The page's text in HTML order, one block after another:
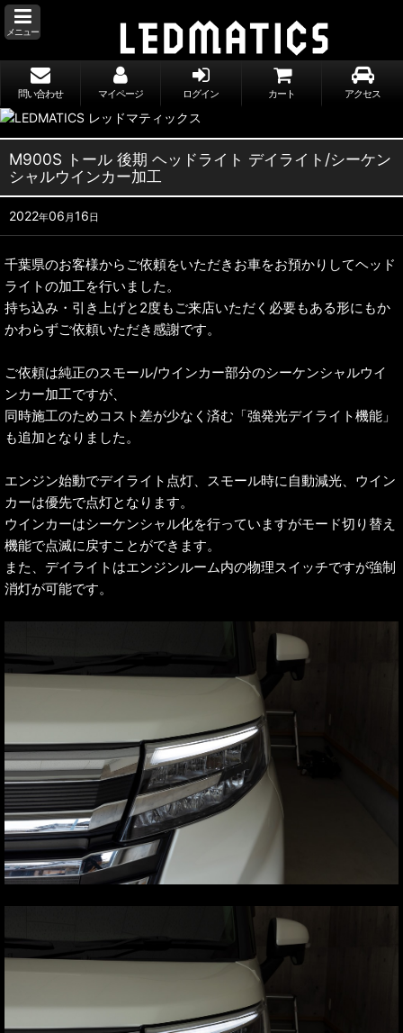
メニュー
問い合わせ マイページ ログイン カート アクセス
M900S トール 後期 ヘッドライト デイライト/シーケン
シャルウインカー加工
2022年06 月16日
千葉県のお客様からご依頼をいただきお車をお預かりしてヘッド
ライトの加工を行いました。
持ち込み・引き上げと2度もご来店いただく必要もある形にもか
かわらずご依頼いただき感謝です。
ご依頼は純正のスモール/ウインカー部分のシーケンシャルウイ
ンカー加工ですが、
同時施工のためコスト差が少なく済む「強発光デイライト機能」
も追加となりました。
エンジン始動でデイライト点灯、スモール時に自動減光、ウイン
カーは優先で点灯となります。
ウインカーはシーケンシャル化を行っていますがモード切り替え
機能で点滅に戻すことができます。
また、デイライトはエンジンルーム内の物理スイッチですが強制
消灯が可能です。